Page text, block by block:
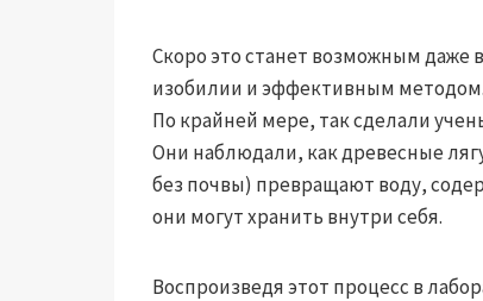
Скоро это станет возможным даже
изобилии и эффективным методом.
По крайней мере, так сделали
Они наблюдали, как древесные
без почвы) превращают воду,
они могут хранить внутри себя.
Воспроизведя этот процесс в